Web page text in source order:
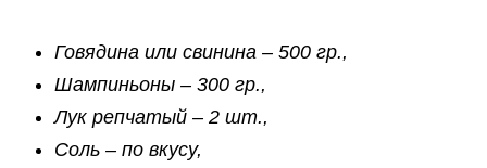
Говядина или свинина – 500 гр.,
Шампиньоны – 300 гр.,
Лук репчатый – 2 шт.,
Соль – по вкусу,